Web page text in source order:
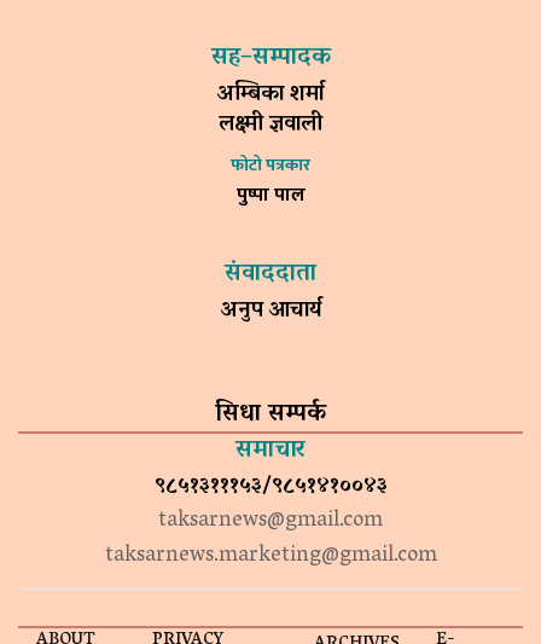
सह–सम्पादक
अम्बिका शर्मा
लक्ष्मी ज्ञवाली
फोटो पत्रकार
पुष्पा पाल
संवाददाता
अनुप आचार्य
सिधा सम्पर्क
समाचार
९८५१३१११५३/९८५१४१००४३
taksarnews@gmail.com
taksarnews.marketing@gmail.com